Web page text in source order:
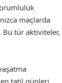
maçlarda
Bu tür aktiviteler,
tatil günleri,